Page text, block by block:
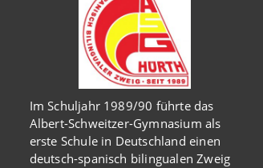
Im Schuljahr 1989/90 führte das
Albert-Schweitzer-Gymnasium als
erste Schule in Deutschland einen
deutsch-spanisch bilingualen Zweig